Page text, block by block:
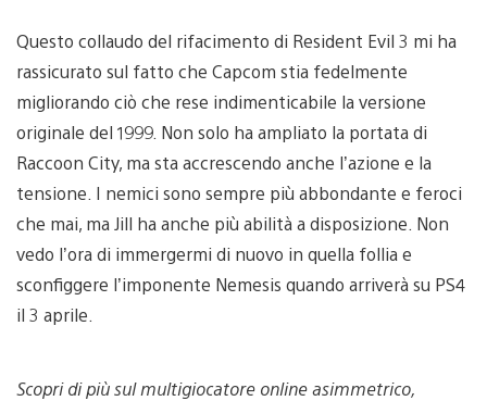
Questo collaudo del rifacimento di Resident Evil 3 mi ha
rassicurato sul fatto che Capcom stia fedelmente
migliorando ciò che rese indimenticabile la versione
originale del 1999. Non solo ha ampliato la portata di
Raccoon City, ma sta accrescendo anche l’azione e la
tensione. I nemici sono sempre più abbondante e feroci
che mai, ma Jill ha anche più abilità a disposizione. Non
vedo l’ora di immergermi di nuovo in quella follia e
sconfiggere l’imponente Nemesis quando arriverà su PS4
il 3 aprile.
Scopri di più sul multigiocatore online asimmetrico,